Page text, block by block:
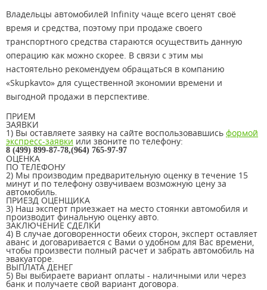
Владельцы автомобилей Infinity чаще всего ценят своё
время и средства, поэтому при продаже своего
транспортного средства стараются осуществить данную
операцию как можно скорее. В связи с этим мы
настоятельно рекомендуем обращаться в компанию
«Skupkavto» для существенной экономии времени и
выгодной продажи в перспективе.
ПРИЕМ
ЗАЯВКИ
1) Вы оставляете заявку на сайте воспользовавшись формой
экспресс-заявки или звоните по телефону:
8 (499) 899-87-78,(964) 765-97-97
ОЦЕНКА
ПО ТЕЛЕФОНУ
2) Мы производим предварительную оценку в течение 15
минут и по телефону озвучиваем возможную цену за
автомобиль.
ПРИЕЗД ОЦЕНЩИКА
3) Наш эксперт приезжает на место стоянки автомобиля и
производит финальную оценку авто.
ЗАКЛЮЧЕНИЕ СДЕЛКИ
4) В случае договоренности обеих сторон, эксперт оставляет
аванс и договаривается с Вами о удобном для Вас времени,
чтобы произвести полный расчет и забрать автомобиль на
эвакуаторе.
ВЫПЛАТА ДЕНЕГ
5) Вы выбираете вариант оплаты - наличными или через
банк и получаете свой вариант договора.